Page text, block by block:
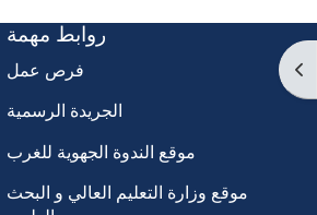
روابط مهمة
فرص عمل
الجريدة الرسمية
موقع الندوة الجهوية للغرب
موقع وزارة التعليم العالي و البحث